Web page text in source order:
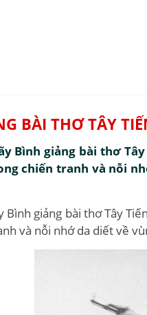
BÀI THƠ TÂY
Bình giảng bài thơ
chiến tranh và nỗi
Bình giảng bài thơ Tây
và nỗi nhớ da diết về